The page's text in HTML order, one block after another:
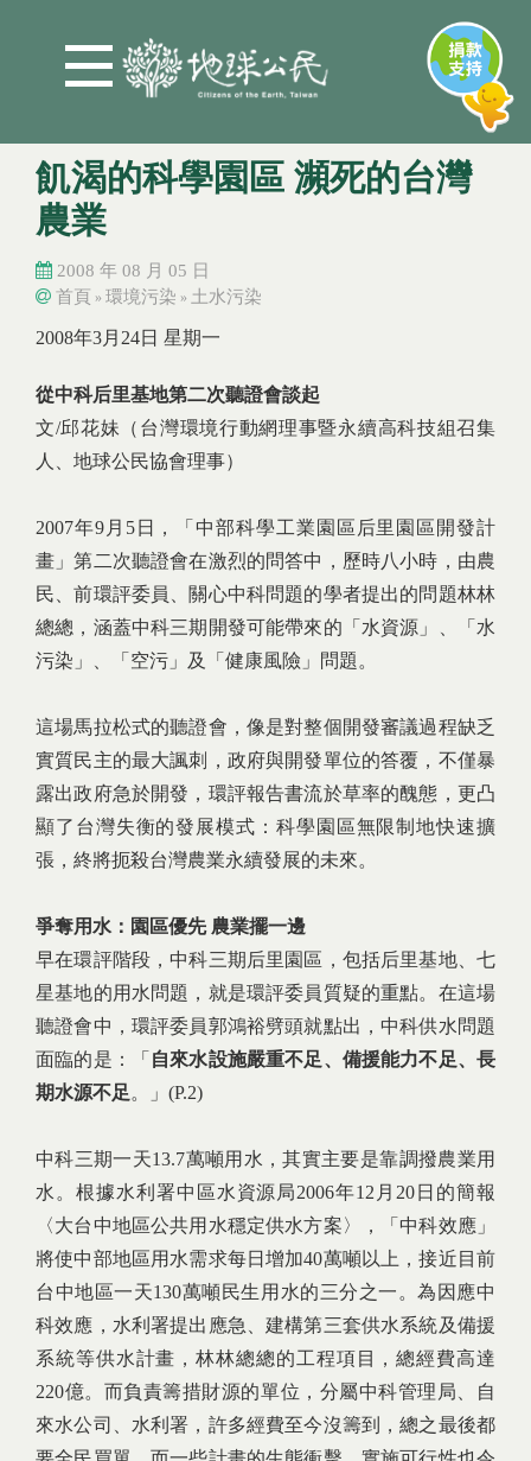
飢渴的科學園區 瀕死的台灣
農業
2008 年 08 月 05 日
您在這裡
首頁 » 環境污染 » 土水污染
您在這裡
2008年3月24日 星期一
從中科后里基地第二次聽證會談起
文/邱花妹（台灣環境行動網理事暨永續高科技組召集
人、地球公民協會理事）
2007年9月5日，「中部科學工業園區后里園區開發計
畫」第二次聽證會在激烈的問答中，歷時八小時，由農
民、前環評委員、關心中科問題的學者提出的問題林林
總總，涵蓋中科三期開發可能帶來的「水資源」、「水
污染」、「空污」及「健康風險」問題。
這場馬拉松式的聽證會，像是對整個開發審議過程缺乏
實質民主的最大諷刺，政府與開發單位的答覆，不僅暴
露出政府急於開發，環評報告書流於草率的醜態，更凸
顯了台灣失衡的發展模式：科學園區無限制地快速擴
張，終將扼殺台灣農業永續發展的未來。
爭奪用水：園區優先 農業擺一邊
早在環評階段，中科三期后里園區，包括后里基地、七
星基地的用水問題，就是環評委員質疑的重點。在這場
聽證會中，環評委員郭鴻裕劈頭就點出，中科供水問題
面臨的是：「 自來水設施嚴重不足、備援能力不足、長
期水源不足 。」(P.2)
中科三期一天13.7萬噸用水，其實主要是靠調撥農業用
水。根據水利署中區水資源局2006年12月20日的簡報
〈大台中地區公共用水穩定供水方案〉，「中科效應」
將使中部地區用水需求每日增加40萬噸以上，接近目前
台中地區一天130萬噸民生用水的三分之一。為因應中
科效應，水利署提出應急、建構第三套供水系統及備援
系統等供水計畫，林林總總的工程項目，總經費高達
220億。而負責籌措財源的單位，分屬中科管理局、自
來水公司、水利署，許多經費至今沒籌到，總之最後都